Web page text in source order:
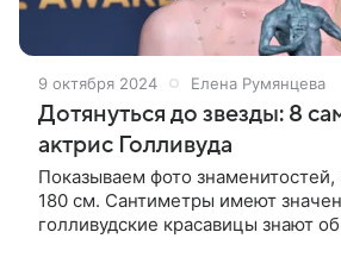
9 октября 2024 Елена Румянцева
Дотянуться до звезды: 8
актрис Голливуда
Показываем фото
180 см. Сантиметры имеют
голливудские красавицы знают